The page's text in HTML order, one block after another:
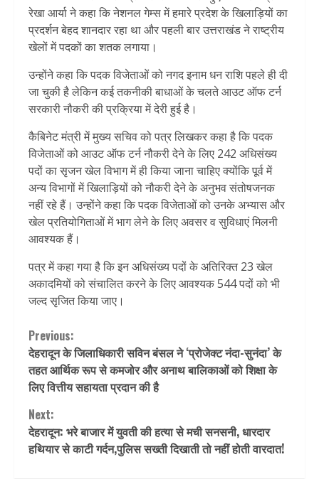
रेखा आर्या ने कहा कि नेशनल गेम्स में हमारे प्रदेश के खिलाड़ियों का
प्रदर्शन बेहद शानदार रहा था और पहली बार उत्तराखंड ने राष्ट्रीय
खेलों में पदकों का शतक लगाया।
उन्होंने कहा कि पदक विजेताओं को नगद इनाम धन राशि पहले ही दी
जा चुकी है लेकिन कई तकनीकी बाधाओं के चलते आउट ऑफ टर्न
सरकारी नौकरी की प्रक्रिया में देरी हुई है।
कैबिनेट मंत्री में मुख्य सचिव को पत्र लिखकर कहा है कि पदक
विजेताओं को आउट ऑफ टर्न नौकरी देने के लिए 242 अधिसंख्य
पदों का सृजन खेल विभाग में ही किया जाना चाहिए क्योंकि पूर्व में
अन्य विभागों में खिलाड़ियों को नौकरी देने के अनुभव संतोषजनक
नहीं रहे हैं। उन्होंने कहा कि पदक विजेताओं को उनके अभ्यास और
खेल प्रतियोगिताओं में भाग लेने के लिए अवसर व सुविधाएं मिलनी
आवश्यक हैं।
पत्र में कहा गया है कि इन अधिसंख्य पदों के अतिरिक्त 23 खेल
अकादमियों को संचालित करने के लिए आवश्यक 544 पदों को भी
जल्द सृजित किया जाए।
Continue
Reading
Previous:
देहरादून के जिलाधिकारी सविन बंसल ने ‘प्रोजेक्ट नंदा-सुनंदा’ के
तहत आर्थिक रूप से कमजोर और अनाथ बालिकाओं को शिक्षा के
लिए वित्तीय सहायता प्रदान की है
Next:
देहरादून: भरे बाजार में युवती की हत्या से मची सनसनी, धारदार
हथियार से काटी गर्दन,पुलिस सख्ती दिखाती तो नहीं होती वारदात!